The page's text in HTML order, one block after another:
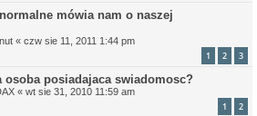
mówia nam o naszej
« czw sie 11, 2011 1:44 pm
1 2 3
osoba posiadajaca swiadomosc?
« wt sie 31, 2010 11:59 am
1 2